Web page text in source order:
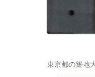
東京都の築地